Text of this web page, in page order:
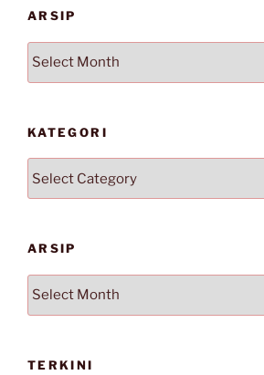
ARSIP
Arsip
KATEGORI
ARSIP
Arsip
TERKINI